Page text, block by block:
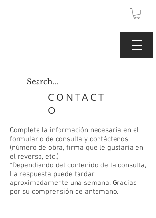
CONTACT
O
Complete la información necesaria en el
formulario de consulta y contáctenos
(número de obra, firma que le gustaría en
el reverso, etc.)
*Dependiendo del contenido de la consulta,
La respuesta puede tardar
aproximadamente una semana. Gracias
por su comprensión de antemano.